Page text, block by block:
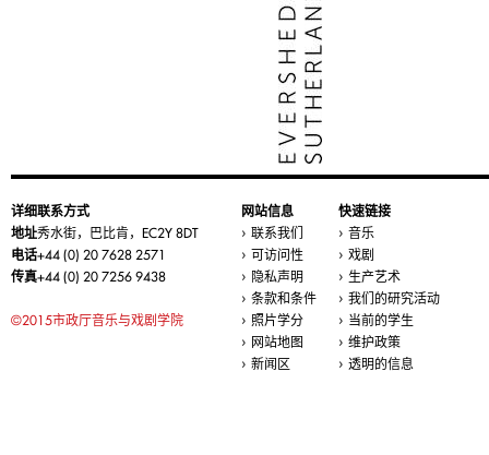
详细联系方式
地址秀水街，巴比肯，EC2Y 8DT
电话+44 (0) 20 7628 2571
传真+44 (0) 20 7256 9438
©2015市政厅音乐与戏剧学院
网站信息
联系我们
可访问性
隐私声明
条款和条件
照片学分
网站地图
新闻区
快速链接
音乐
戏剧
生产艺术
我们的研究活动
当前的学生
维护政策
透明的信息